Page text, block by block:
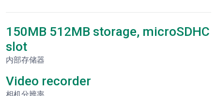
150MB 512MB storage, microSDHC
slot
内部存储器
Video recorder